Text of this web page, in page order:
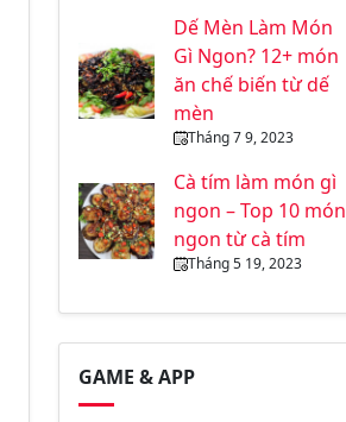
Dế Mèn Làm Món
Gì Ngon? 12+ món
ăn chế biến từ dế
mèn
Tháng 7 9, 2023
Cà tím làm món gì
ngon – Top 10 món
ngon từ cà tím
Tháng 5 19, 2023
GAME & APP